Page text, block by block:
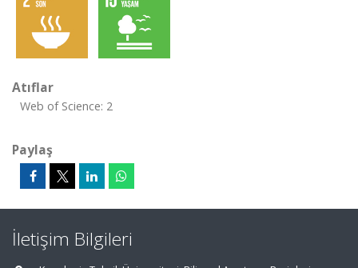
Atıflar
Web of Science: 2
Paylaş
İletişim Bilgileri